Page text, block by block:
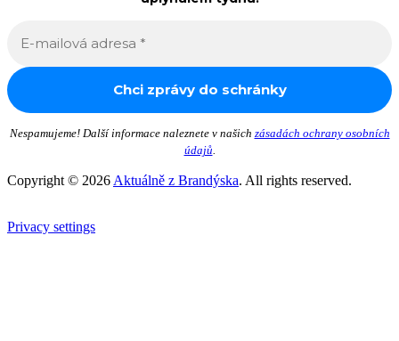
Nespamujeme! Další informace naleznete v našich zásadách ochrany osobních
údajů
Copyright © 2026 Aktuálně z Brandýska. All rights reserved.
Privacy settings